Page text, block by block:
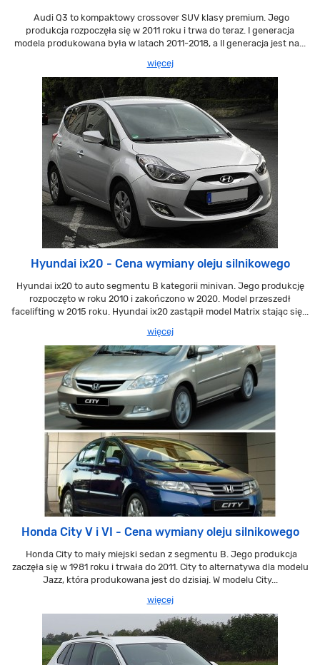
Audi Q3 to kompaktowy crossover SUV klasy premium. Jego
produkcja rozpoczęła się w 2011 roku i trwa do teraz. I generacja
modela produkowana była w latach 2011-2018, a II generacja jest na...
więcej
Hyundai ix20 - Cena wymiany oleju silnikowego
Hyundai ix20 to auto segmentu B kategorii minivan. Jego produkcję
rozpoczęto w roku 2010 i zakończono w 2020. Model przeszedł
facelifting w 2015 roku. Hyundai ix20 zastąpił model Matrix stając się...
więcej
Honda City V i VI - Cena wymiany oleju silnikowego
Honda City to mały miejski sedan z segmentu B. Jego produkcja
zaczęła się w 1981 roku i trwała do 2011. City to alternatywa dla modelu
Jazz, która produkowana jest do dzisiaj. W modelu City...
więcej